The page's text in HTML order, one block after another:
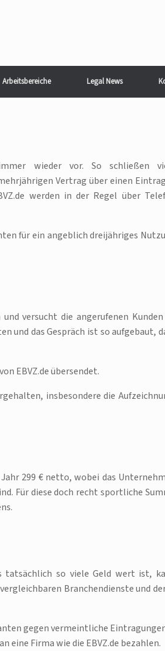
Arbeitsbereiche Legal News
wieder vor. So schließen
Vertrag über einen
werden in der Regel über
für ein angeblich dreijähriges
versucht die angerufenen
und das Gespräch ist so aufgebaut,
EBVZ.de übersendet.
insbesondere die
299 € netto, wobei das
Für diese doch recht sportliche
tatsächlich so viele Geld wert ist,
Branchendienste und
gegen vermeintliche
eine Firma wie die EBVZ.de bezahlen.